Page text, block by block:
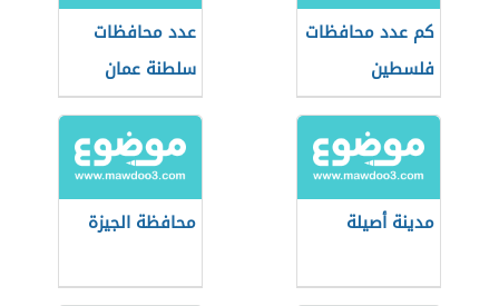
كم عدد محافظات
فلسطين
عدد محافظات
سلطنة عمان
مدينة أصيلة محافظة الجيزة